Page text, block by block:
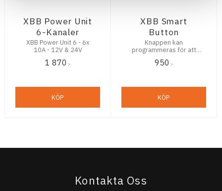
XBB Power Unit
6-Kanaler
XBB Power Unit 6 - 6x
10A - 12V & 24V
1 870 :-
KÖP
XBB Smart
Button
Knappen kan
programmeras för att
utgång 1 & 2 på dina
950 :-
KÖP
Kontakta Oss